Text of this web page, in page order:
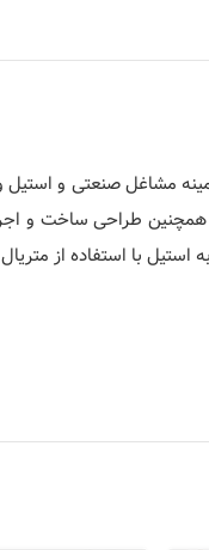
مشاغل صنعتی و استیل و
طراحی ساخت و
با استفاده از متریال